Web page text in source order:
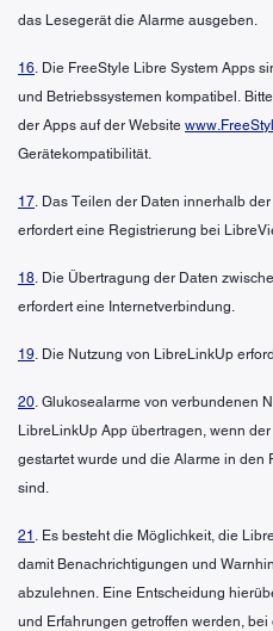
das Lesegerät die Alarme ausgeben.
16 . Die FreeStyle Libre System Apps
und Betriebssystemen kompatibel.
der Apps auf der Website
Gerätekompatibilität.
17 . Das Teilen der Daten innerhalb
erfordert eine Registrierung bei
18 . Die Übertragung der Daten
erfordert eine Internetverbindung.
19 . Die Nutzung von LibreLinkUp
20 . Glukosealarme von verbundenen
LibreLinkUp App übertragen, wenn
gestartet wurde und die Alarme in den
sind.
21
. Es besteht die Möglichkeit, die
damit Benachrichtigungen und
abzulehnen. Eine Entscheidung
und Erfahrungen getroffen werden,